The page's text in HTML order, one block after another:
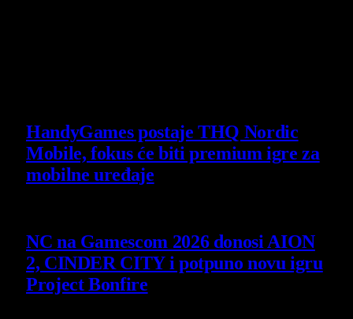
HandyGames postaje THQ Nordic
Mobile, fokus će biti premium igre za
mobilne uređaje
NC na Gamescom 2026 donosi AION
2, CINDER CITY i potpuno novu igru
Project Bonfire